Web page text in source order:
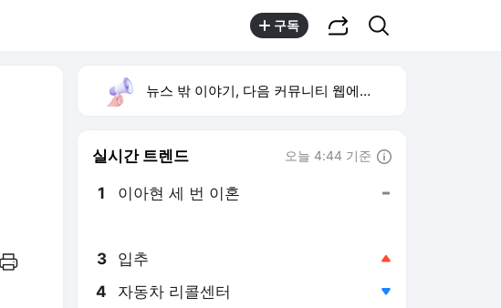
구독
뉴스 밖 이야기, 다음 커뮤니티 웹에서 보기
실시간 트렌드 오늘 4:44 기준
1 이아현 세 번 이혼
3 입추
4 자동차 리콜센터